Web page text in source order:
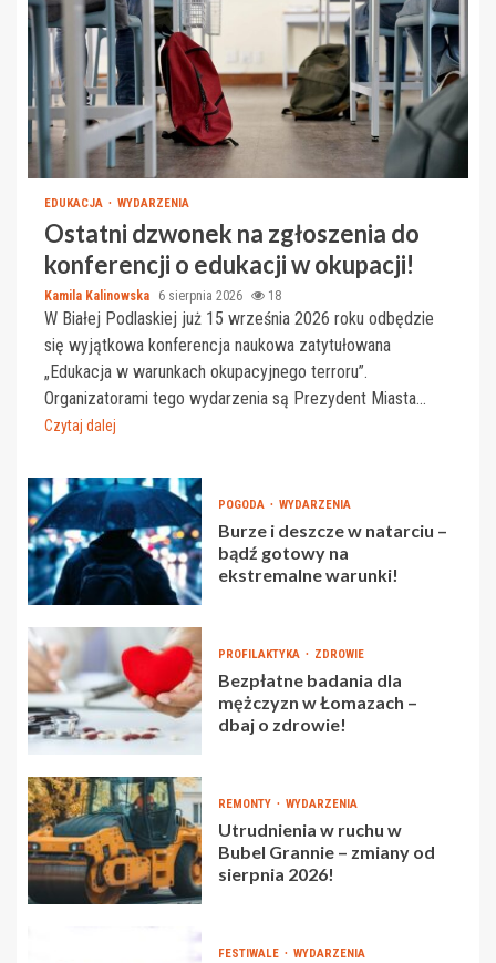
EDUKACJA WYDARZENIA
Ostatni dzwonek na zgłoszenia do
konferencji o edukacji w okupacji!
Kamila Kalinowska 6 sierpnia 2026 18
W Białej Podlaskiej już 15 września 2026 roku odbędzie
się wyjątkowa konferencja naukowa zatytułowana
„Edukacja w warunkach okupacyjnego terroru”.
Organizatorami tego wydarzenia są Prezydent Miasta...
Czytaj dalej
POGODA WYDARZENIA
Burze i deszcze w natarciu –
bądź gotowy na
ekstremalne warunki!
PROFILAKTYKA ZDROWIE
Bezpłatne badania dla
mężczyzn w Łomazach –
dbaj o zdrowie!
REMONTY WYDARZENIA
Utrudnienia w ruchu w
Bubel Grannie – zmiany od
sierpnia 2026!
FESTIWALE WYDARZENIA